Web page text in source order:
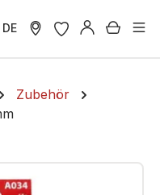
DE
Zubehör